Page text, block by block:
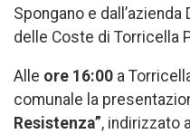
Spongano e
delle Coste di Torricella
Alle ore 16:00 a
comunale la
Resistenza”, indirizzato